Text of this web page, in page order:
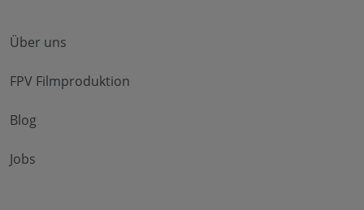
Über uns
FPV Filmproduktion
Blog
Jobs